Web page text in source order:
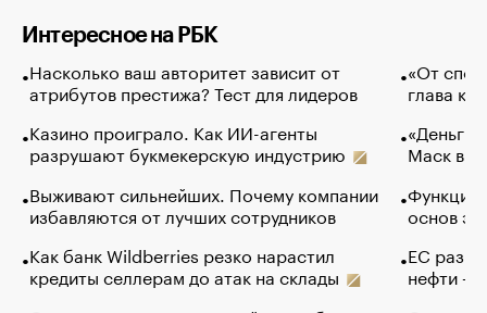
Интересное на РБК
Насколько ваш авторитет зависит от
атрибутов престижа? Тест для лидеров
Казино проиграло. Как ИИ-агенты
разрушают букмекерскую индустрию
Выживают сильнейших. Почему компании
избавляются от лучших сотрудников
Как банк Wildberries резко нарастил
кредиты селлерам до атак на склады
«От
глава
«Деньги
Маск в
Функции
основ
ЕС
нефти —